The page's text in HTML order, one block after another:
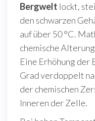
Bergwelt lockt,
den schwarzen
auf über 50 °C.
chemische
Eine Erhöhung
Grad verdoppelt
der chemischen
Inneren der Zelle.